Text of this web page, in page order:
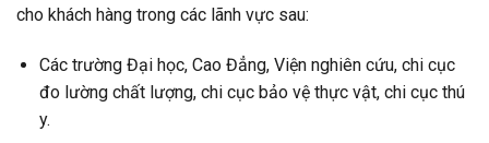
cho khách hàng trong các lãnh vực sau:
Các trường Đại học, Cao Đẳng, Viện nghiên cứu, chi cục
đo lường chất lượng, chi cục bảo vệ thực vật, chi cục thú
y.